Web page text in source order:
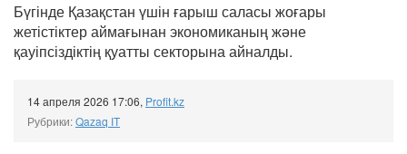
Бүгінде Қазақстан үшін ғарыш саласы жоғары
жетістіктер аймағынан экономиканың және
қауіпсіздіктің қуатты секторына айналды.
14 апреля 2026 17:06, Profit.kz
Рубрики:Qazaq IT